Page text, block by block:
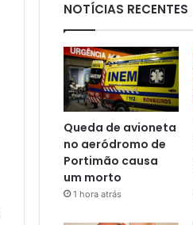
NOTÍCIAS RECENTES
Queda de avioneta
no aeródromo de
Portimão causa
um morto
1 hora atrás